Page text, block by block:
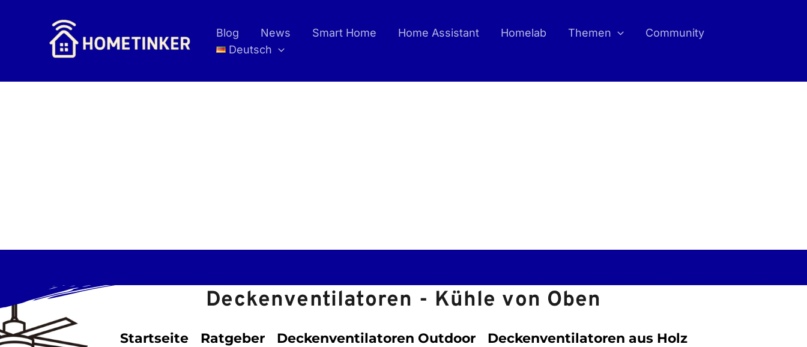
Blog News Smart Home Home Assistant Homelab Themen
Community
Deutsch
Deckenventilatoren - Kühle von Oben
Startseite Ratgeber Deckenventilatoren Outdoor Deckenventilatoren aus Holz